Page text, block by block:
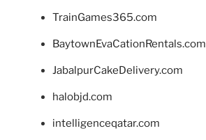
TrainGames365.com
BaytownEvaCationRentals.com
JabalpurCakeDelivery.com
halobjd.com
intelligenceqatar.com